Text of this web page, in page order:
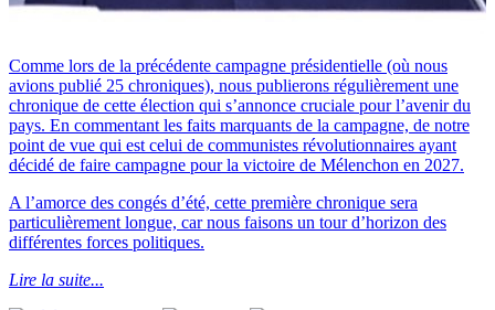
Comme lors de la précédente campagne présidentielle (où nous
avions publié 25 chroniques), nous publierons régulièrement une
chronique de cette élection qui s’annonce cruciale pour l’avenir du
pays. En commentant les faits marquants de la campagne, de notre
point de vue qui est celui de communistes révolutionnaires ayant
décidé de faire campagne pour la victoire de Mélenchon en 2027.
A l’amorce des congés d’été, cette première chronique sera
particulièrement longue, car nous faisons un tour d’horizon des
différentes forces politiques.
Lire la suite...